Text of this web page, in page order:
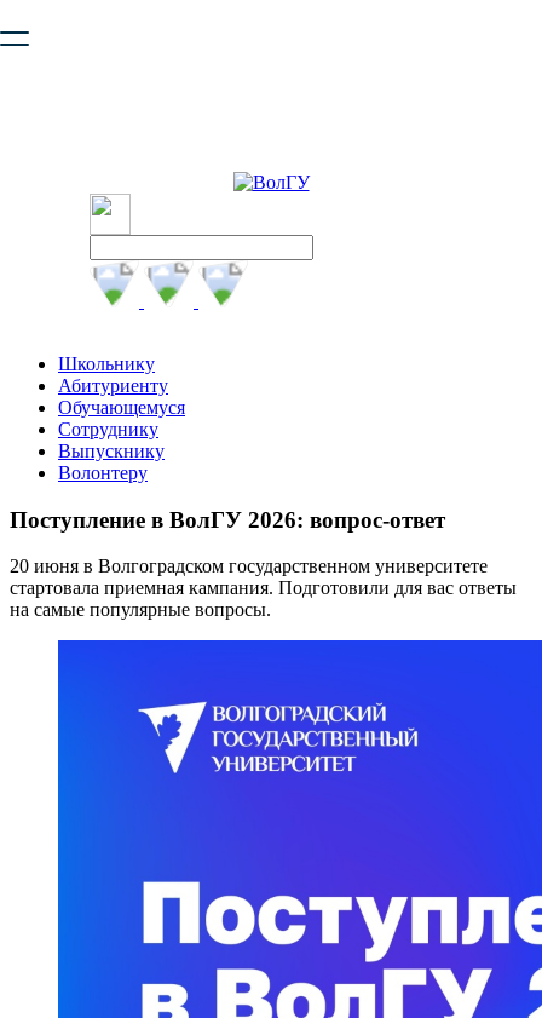
безопасную работу с сайтом. Пожалуйста
Школьнику
Абитуриенту
Обучающемуся
Сотруднику
Выпускнику
Волонтеру
Поступление в ВолГУ 2026: вопрос-ответ
20 июня в Волгоградском государственном университете
стартовала приемная кампания. Подготовили для вас ответы
на самые популярные вопросы.